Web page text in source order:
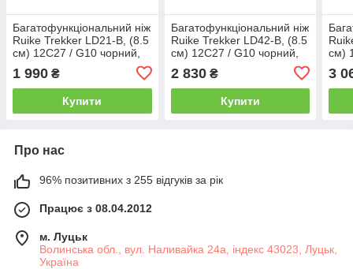
Багатофункціональний ніж
Ruike Trekker LD21-B, (8.5
см) 12C27 / G10 чорний,
1 990 ₴
Купити
Багатофункціональний ніж
Ruike Trekker LD42-B, (8.5
см) 12C27 / G10 чорний,
2 830₴
Купити
см)
3
Про нас
96% позитивних з 255 відгуків за рік
Працює з 08.04.2012
м. Луцьк
Волинська обл., вул. Наливайка 24а, індекс 43023, Луцьк,
Україна